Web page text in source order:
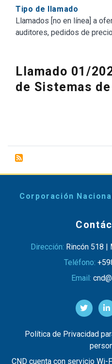
Tipo de llamado
Llamados [no en línea] a
auditores, pedidos de
Llamado 01/
de Sistemas
Corporación
Dirección: Rincón 518
Teléfono:
Email:
Política de Privacidad
CND cuenta con servicio